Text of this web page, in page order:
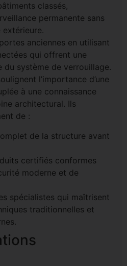
classés,
permanente sans
extérieure.
anciennes en utilisant
qui offrent une
du système de verrouillage.
l’importance d’une
à une connaissance
architectural. Ils
de :
de la structure avant
certifiés conformes
moderne et de
spécialistes qui maîtrisent
traditionnelles et